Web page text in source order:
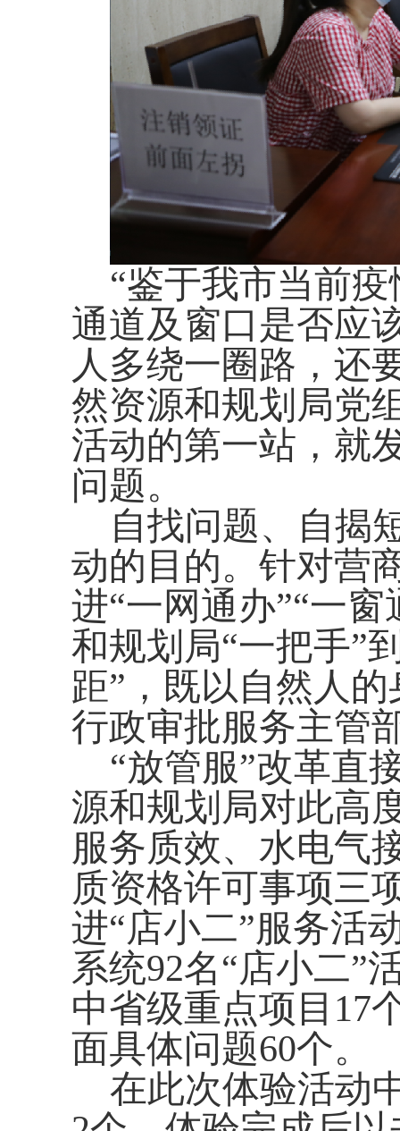
“鉴于我市当前疫
通道及窗口是否应
人多绕一圈路，还
然资源和规划局党
活动的第一站，就
问题。
自找问题、自揭
动的目的。 针对营
进“一网通办”“一
和规划局“一把手”
距”，既以自然人
行政审批服务主管
“放管服”改革直
源和规划局对此高
服务质效、水电气
质资格许可事项三
进“店小二”服务活
系统92名“店小二”
中省级重点项目17
面具体问题60个。
在此次体验活动